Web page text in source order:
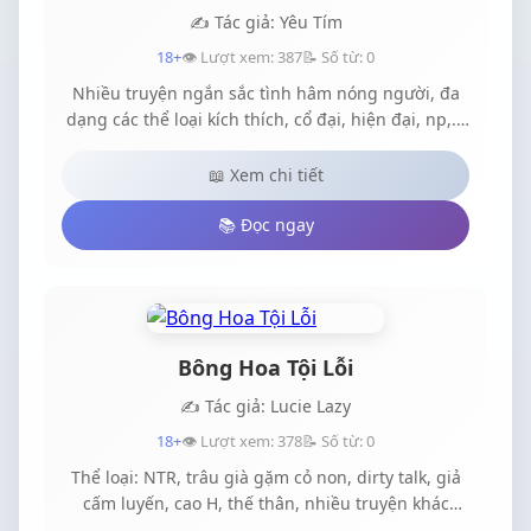
là thể loại CAO H TỤC chủ yếu là thịt và thịt thôi, từ
ngữ có thể thô tục trần tụi và hành động bạo dâm
yêu thích thể loại này thì hoan nghênh đến với
truyện mới của mình.
✍️ Tác giả: Yêu Tím
18+👁️ Lượt xem: 387📝 Số từ: 0
Nhiều truyện ngắn sắc tình hâm nóng người, đa
dạng các thể loại kích thích, cổ đại, hiện đại, np,...
Đặc biệt có dirtyoldman và dirtytalk, không cần đi
ngủ sớm. *Chú ý: Truyện 18+, mục đích ..., tuỳ hợp
gu mỗi người hay không nhé.Đừng công kích tác
giả, không thích có thể không đọc, tác giả bị bệnh
"yêu tím", mỗi chương viết rất dài. Vui vẻ không
📖 Xem chi tiết
📚 Đọc ngay
Bông Hoa Tội Lỗi
✍️ Tác giả: Lucie Lazy
18+👁️ Lượt xem: 378📝 Số từ: 0
Thể loại: NTR, trâu già gặm cỏ non, dirty talk, giả
cấm luyến, cao H, thế thân, nhiều truyện khác